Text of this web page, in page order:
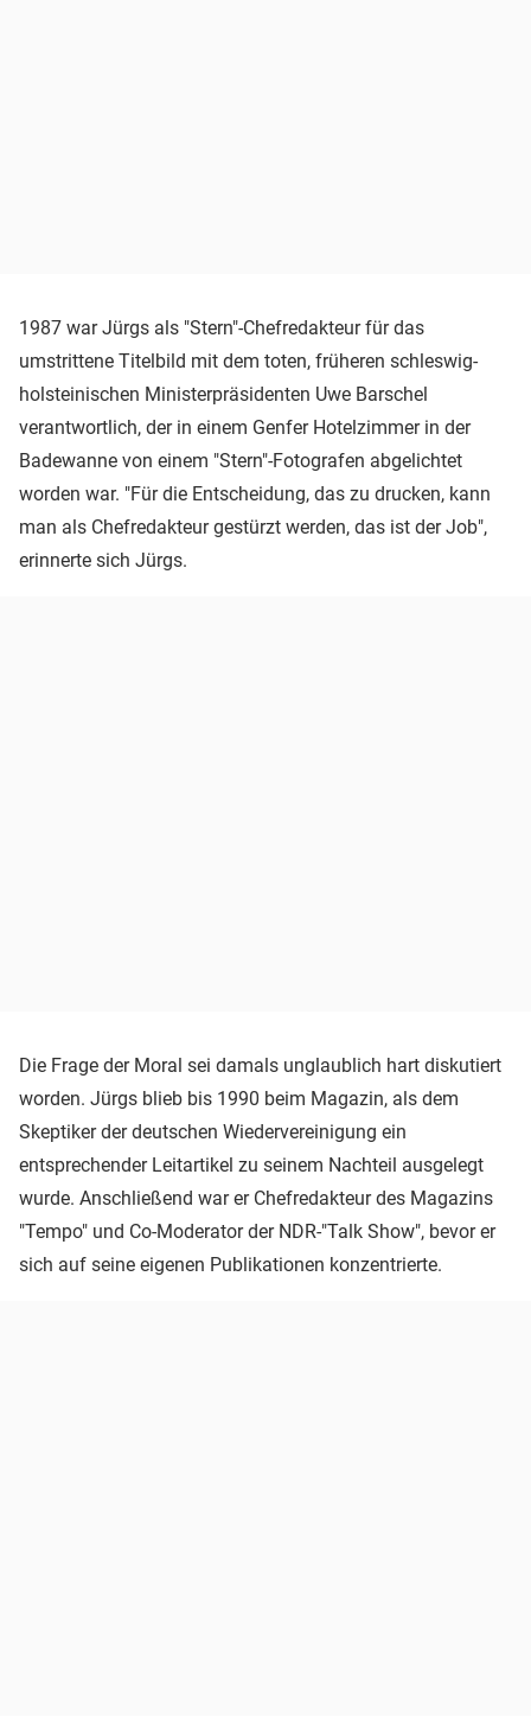
1987 war Jürgs als "Stern"-Chefredakteur für das
umstrittene Titelbild mit dem toten, früheren schleswig-
holsteinischen Ministerpräsidenten Uwe Barschel
verantwortlich, der in einem Genfer Hotelzimmer in der
Badewanne von einem "Stern"-Fotografen abgelichtet
worden war. "Für die Entscheidung, das zu drucken, kann
man als Chefredakteur gestürzt werden, das ist der Job",
erinnerte sich Jürgs.
Die Frage der Moral sei damals unglaublich hart diskutiert
worden. Jürgs blieb bis 1990 beim Magazin, als dem
Skeptiker der deutschen Wiedervereinigung ein
entsprechender Leitartikel zu seinem Nachteil ausgelegt
wurde. Anschließend war er Chefredakteur des Magazins
"Tempo" und Co-Moderator der NDR-"Talk Show", bevor er
sich auf seine eigenen Publikationen konzentrierte.